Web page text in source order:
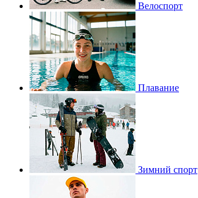
Велоспорт
Плавание
Зимний спорт